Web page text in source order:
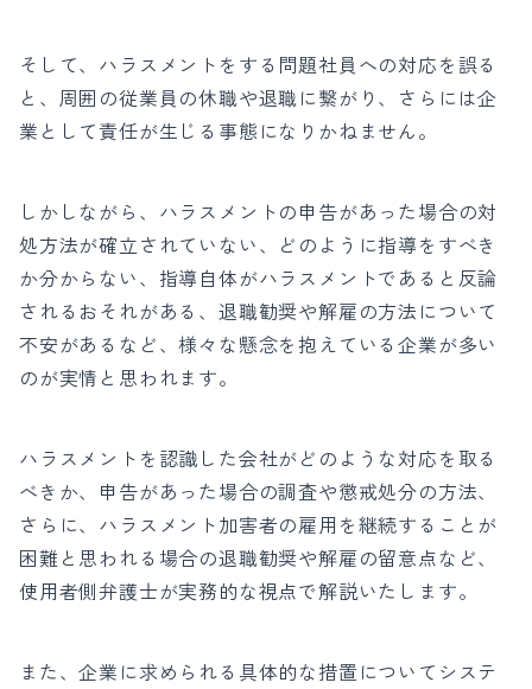
そして、ハラスメントをする問題社員への対応を誤る
と、周囲の従業員の休職や退職に繋がり、さらには企
業として責任が生じる事態になりかねません。
しかしながら、ハラスメントの申告があった場合の対
処方法が確立されていない、どのように指導をすべき
か分からない、指導自体がハラスメントであると反論
されるおそれがある、退職勧奨や解雇の方法について
不安があるなど、様々な懸念を抱えている企業が多い
のが実情と思われます。
ハラスメントを認識した会社がどのような対応を取る
べきか、申告があった場合の調査や懲戒処分の方法、
さらに、ハラスメント加害者の雇用を継続することが
困難と思われる場合の退職勧奨や解雇の留意点など、
使用者側弁護士が実務的な視点で解説いたします。
また、企業に求められる具体的な措置についてシステ